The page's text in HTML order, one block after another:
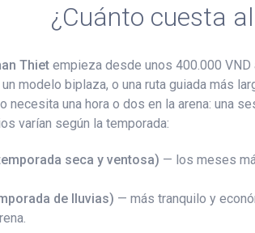
¿Cuánto cuesta
Thiet empieza desde unos 400.000 VND
modelo biplaza, o una ruta guiada más
necesita una hora o dos en la arena: una
varían según la temporada:
seca y ventosa) — los meses
de lluvias) — más tranquilo y